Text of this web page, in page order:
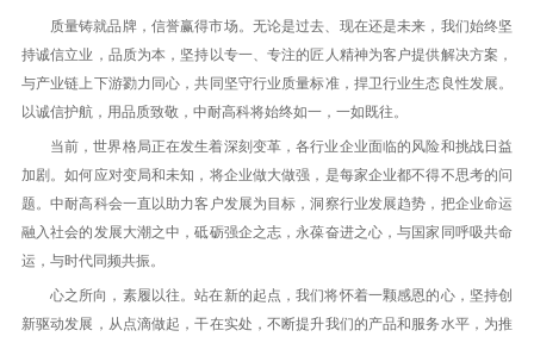
质量铸就品牌，信誉赢得市场。无论是过去、现在还是未来，我们始终坚
持诚信立业，品质为本，坚持以专一、专注的匠人精神为客户提供解决方案，
与产业链上下游勠力同心，共同坚守行业质量标准，捍卫行业生态良性发展。
以诚信护航，用品质致敬，中耐高科将始终如一，一如既往。
当前，世界格局正在发生着深刻变革，各行业企业面临的风险和挑战日益
加剧。如何应对变局和未知，将企业做大做强，是每家企业都不得不思考的问
题。中耐高科会一直以助力客户发展为目标，洞察行业发展趋势，把企业命运
融入社会的发展大潮之中，砥砺强企之志，永葆奋进之心，与国家同呼吸共命
运，与时代同频共振。
心之所向，素履以往。站在新的起点，我们将怀着一颗感恩的心，坚持创
新驱动发展，从点滴做起，干在实处，不断提升我们的产品和服务水平，为推